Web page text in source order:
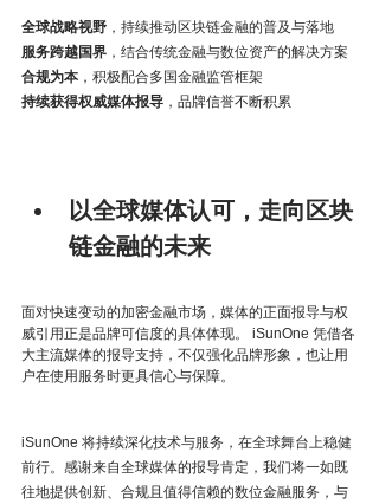
全球战略视野 ，持续推动区块链金融的普及与落地
服务跨越国界 ，结合传统金融与数位资产的解决方案
合规为本 ，积极配合多国金融监管框架
持续获得权威媒体报导 ，品牌信誉不断积累
以全球媒体认可，走向区块
链金融的未来
面对快速变动的加密金融市场，媒体的正面报导与权
威引用正是品牌可信度的具体体现。 iSunOne 凭借各
大主流媒体的报导支持，不仅强化品牌形象，也让用
户在使用服务时更具信心与保障。
iSunOne 将持续深化技术与服务，在全球舞台上稳健
前行。感谢来自全球媒体的报导肯定，我们将一如既
往地提供创新、合规且值得信赖的数位金融服务，与